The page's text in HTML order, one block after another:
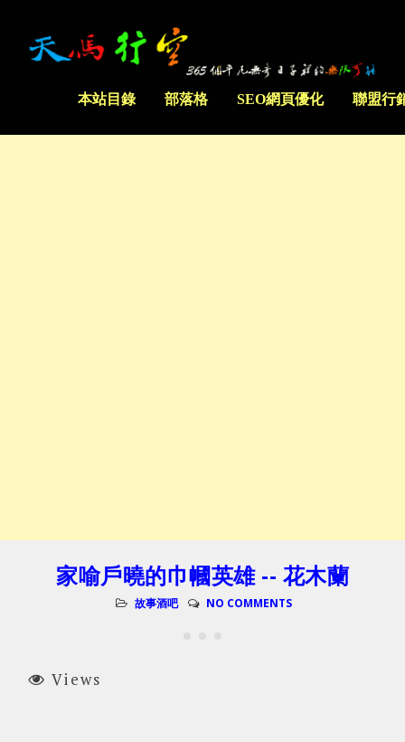
本站目錄 部落格 SEO網頁優化 聯盟行
家喻戶曉的巾幗英雄 -- 花木蘭
故事酒吧 NO COMMENTS
Views